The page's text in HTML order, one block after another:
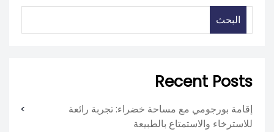
البحث
Recent Posts
إقامة بورجومي مع مساحة خضراء: تجربة رائعة
للاسترخاء والاستمتاع بالطبيعة